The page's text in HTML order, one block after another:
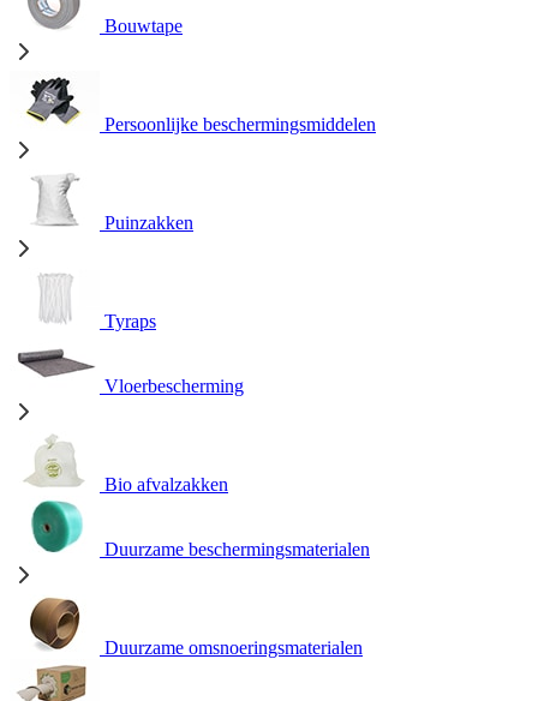
Bouwtape
Persoonlijke beschermingsmiddelen
Puinzakken
Tyraps
Vloerbescherming
Bio afvalzakken
Duurzame beschermingsmaterialen
Duurzame omsnoeringsmaterialen